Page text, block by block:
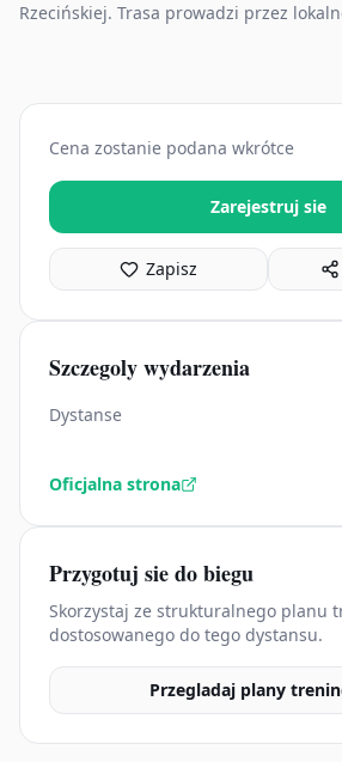
Rzecińskiej. Trasa prowadzi przez
Cena zostanie podana wkrótce
Zarejestruj sie
Zapisz
Szczegoly wydarzenia
Dystanse
Oficjalna strona
Przygotuj sie do biegu
Skorzystaj ze strukturalnego planu
dostosowanego do tego dystansu.
Przegladaj plany